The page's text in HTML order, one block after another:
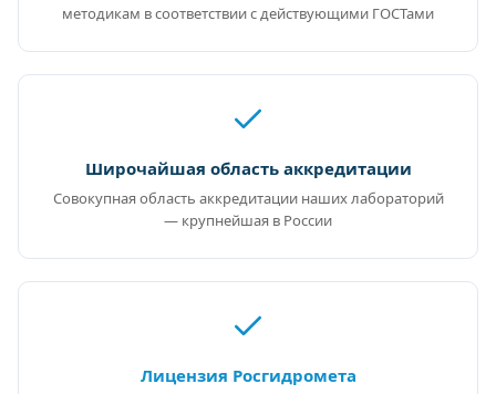
методикам в соответствии с действующими ГОСТами
Широчайшая область аккредитации
Совокупная область аккредитации наших лабораторий
— крупнейшая в России
Лицензия Росгидромета